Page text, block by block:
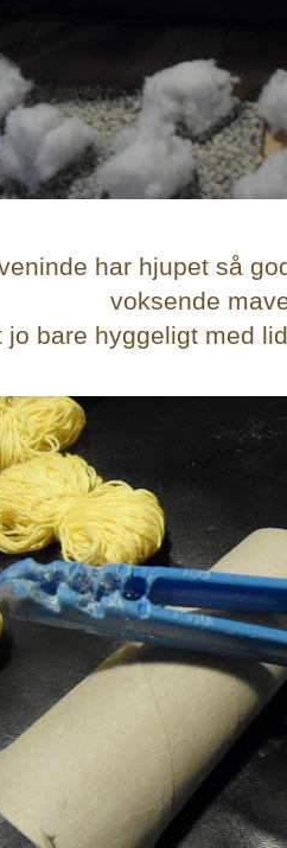
har hjupet så
voksende
jo bare hyggeligt med